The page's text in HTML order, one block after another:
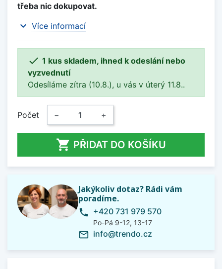
třeba nic dokupovat.
expand_more Více informací
 1 kus skladem, ihned k odeslání nebo
vyzvednutí
Odesíláme zítra (10.8.), u vás v úterý 11.8..
Počet − +
 PŘIDAT DO KOŠÍKU
Jakýkoliv dotaz? Rádi vám
poradíme.
phone +420 731 979 570
Po-Pá 9-12, 13-17
mail_outline info@trendo.cz